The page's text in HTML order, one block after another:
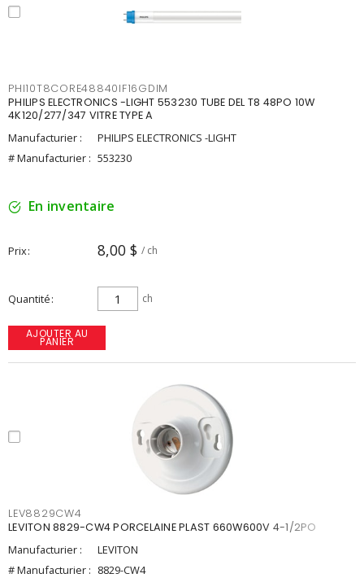
PHI10T8CORE48840IF16GDIM
PHILIPS ELECTRONICS -LIGHT 553230 TUBE DEL T8 48PO 10W
4K120/277/347 VITRE TYPE A
Manufacturier :
PHILIPS ELECTRONICS -LIGHT
# Manufacturier : 553230
En inventaire
Prix 8,00 $ / ch
Quantité ch
AJOUTER AU
PANIER
LEV8829CW4
LEVITON 8829-CW4 PORCELAINE PLAST 660W600V 4-1/2PO
Manufacturier :
LEVITON
# Manufacturier : 8829-CW4